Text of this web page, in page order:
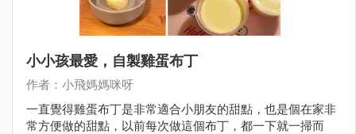
小小孩最愛，自製雞蛋布丁
作者：小飛媽媽咪呀
一直覺得雞蛋布丁是非常適合小朋友的甜點，也是個在家非
常方便做的甜點，以前每次做這個布丁，都一下就一掃而